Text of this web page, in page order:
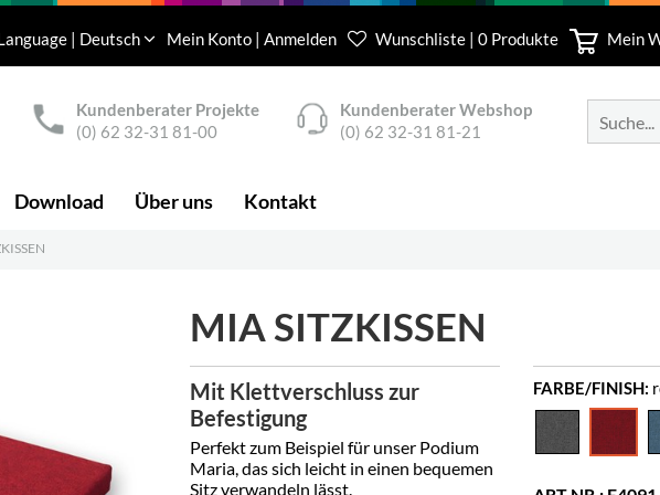
| Deutsch Mein Konto | Anmelden Wunschliste | 0 Produkte Mein
Kundenberater Projekte
(0) 62 32-31 81-00
Kundenberater Webshop
(0) 62 32-31 81-21
Download Über uns Kontakt
MIA SITZKISSEN
Mit Klettverschluss zur
Befestigung
Perfekt zum Beispiel für unser Podium
Maria, das sich leicht in einen bequemen
Sitz verwandeln lässt.
FARBE/FINISH: